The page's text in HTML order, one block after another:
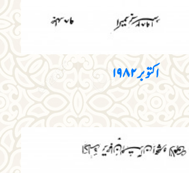
اکتوبر ۱۹۸۲